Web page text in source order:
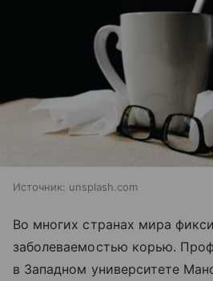
Источник: unsplash.com
Во многих странах мира
заболеваемостью корью.
в Западном университете